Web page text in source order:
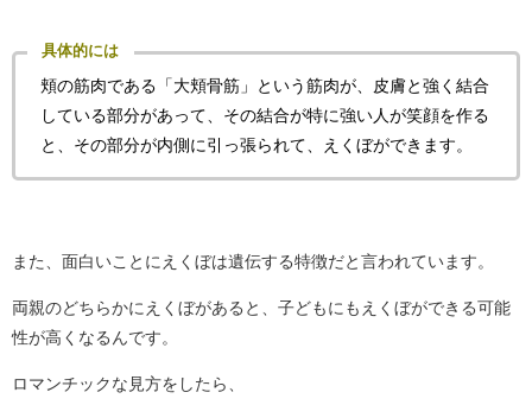
具体的には
頬の筋肉である「大頬骨筋」という筋肉が、皮膚と強く結合
している部分があって、その結合が特に強い人が笑顔を作る
と、その部分が内側に引っ張られて、えくぼができます。
また、面白いことにえくぼは遺伝する特徴だと言われています。
両親のどちらかにえくぼがあると、子どもにもえくぼができる可能
性が高くなるんです。
ロマンチックな見方をしたら、